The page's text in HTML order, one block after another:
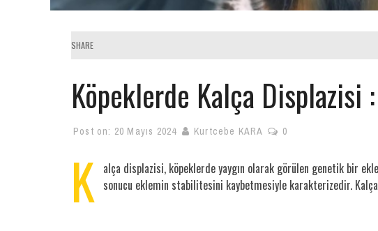
SHARE
Köpeklerde Kalça Displazisi
Post on: 20 Mayıs 2024 Kurtcebe KARA 0
K alça displazisi, köpeklerde yaygın olarak görülen genetik bir
sonucu eklemin stabilitesini kaybetmesiyle karakterizedir.